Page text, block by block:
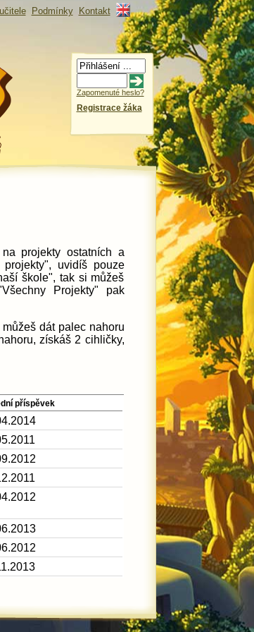
Podmínky Kontakt
Zapomenuté heslo?
Registrace žáka
projekty ostatních a
uvidíš pouze
škole", tak si můžeš
Projekty" pak
dát palec nahoru
získáš 2 cihličky,
příspěvek